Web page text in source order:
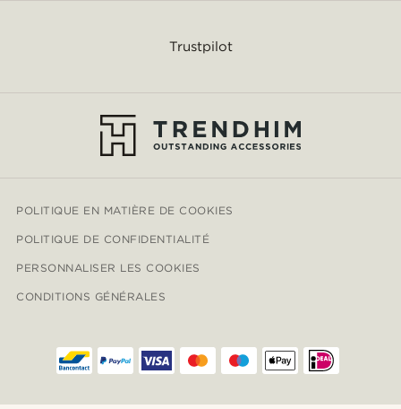
Trustpilot
POLITIQUE EN MATIÈRE DE COOKIES
POLITIQUE DE CONFIDENTIALITÉ
PERSONNALISER LES COOKIES
CONDITIONS GÉNÉRALES